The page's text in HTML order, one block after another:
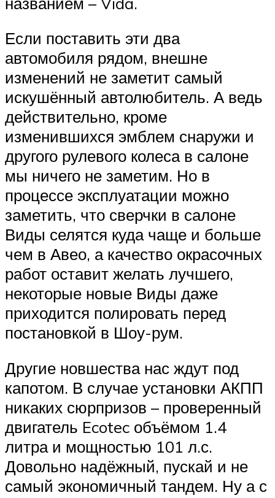
Если поставить эти два
автомобиля рядом, внешне
изменений не заметит самый
искушённый автолюбитель. А ведь
действительно, кроме
изменившихся эмблем снаружи и
другого рулевого колеса в салоне
мы ничего не заметим. Но в
процессе эксплуатации можно
заметить, что сверчки в салоне
Виды селятся куда чаще и больше
чем в Авео, а качество окрасочных
работ оставит желать лучшего,
некоторые новые Виды даже
приходится полировать перед
постановкой в Шоу-рум.
Другие новшества нас ждут под
капотом. В случае установки АКПП
никаких сюрпризов – проверенный
двигатель Ecotec объёмом 1.4
литра и мощностью 101 л.с.
Довольно надёжный, пускай и не
самый экономичный тандем. Ну а с